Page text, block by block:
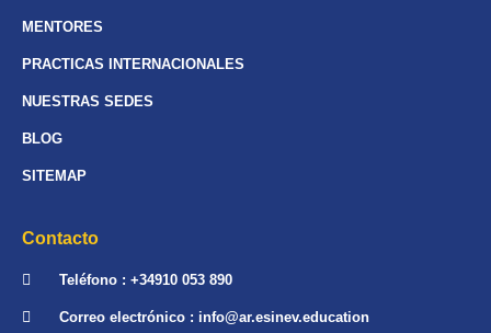
MENTORES
PRACTICAS INTERNACIONALES
NUESTRAS SEDES
BLOG
SITEMAP
Contacto
Teléfono : +34910 053 890
Correo electrónico : info@ar.esinev.education